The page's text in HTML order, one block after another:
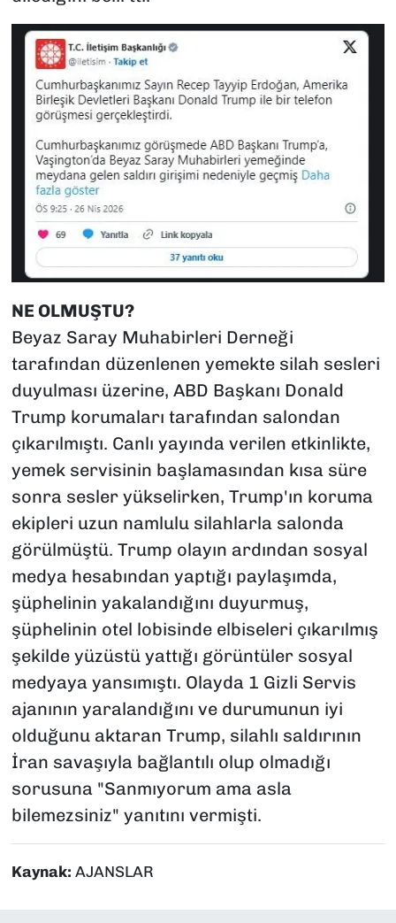
NE OLMUŞTU?
Beyaz Saray Muhabirleri Derneği
tarafından düzenlenen yemekte silah sesleri
duyulması üzerine, ABD Başkanı Donald
Trump korumaları tarafından salondan
çıkarılmıştı. Canlı yayında verilen etkinlikte,
yemek servisinin başlamasından kısa süre
sonra sesler yükselirken, Trump'ın koruma
ekipleri uzun namlulu silahlarla salonda
görülmüştü. Trump olayın ardından sosyal
medya hesabından yaptığı paylaşımda,
şüphelinin yakalandığını duyurmuş,
şüphelinin otel lobisinde elbiseleri çıkarılmış
şekilde yüzüstü yattığı görüntüler sosyal
medyaya yansımıştı. Olayda 1 Gizli Servis
ajanının yaralandığını ve durumunun iyi
olduğunu aktaran Trump, silahlı saldırının
İran savaşıyla bağlantılı olup olmadığı
sorusuna "Sanmıyorum ama asla
bilemezsiniz" yanıtını vermişti.
Kaynak: AJANSLAR